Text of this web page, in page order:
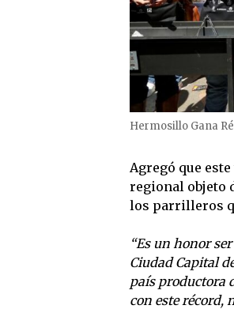
Hermosillo Gana
Agregó que
regional objeto
los parrilleros
“Es un honor
Ciudad Capital
país productora
con este récord,